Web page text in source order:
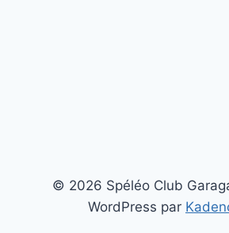
© 2026 Spéléo Club
WordPress par